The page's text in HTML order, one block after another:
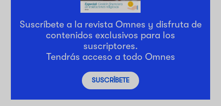
Suscríbete a la revista Omnes y disfruta de
contenidos exclusivos para los
suscriptores.
Tendrás acceso a todo Omnes
SUSCRÍBETE